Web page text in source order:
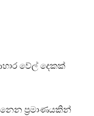
වේල් දෙකක්
ප්‍රමාණයකින්